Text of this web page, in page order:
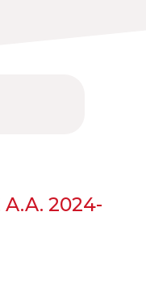
A.A. 2024-